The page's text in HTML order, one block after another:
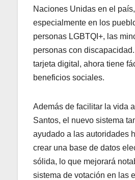
Naciones Unidas en el
especialmente en los
personas LGBTQI+, las
personas con
tarjeta digital, ahora tiene
beneficios sociales.
Además de facilitar la vida
Santos, el nuevo sistema
ayudado a las autoridades
crear una base de datos
sólida, lo que mejorará
sistema de votación en las